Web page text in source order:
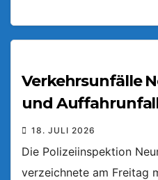
Verkehrsunfälle
und
18. JULI 2026
Die Polizeiinspektion
verzeichnete am Freitag